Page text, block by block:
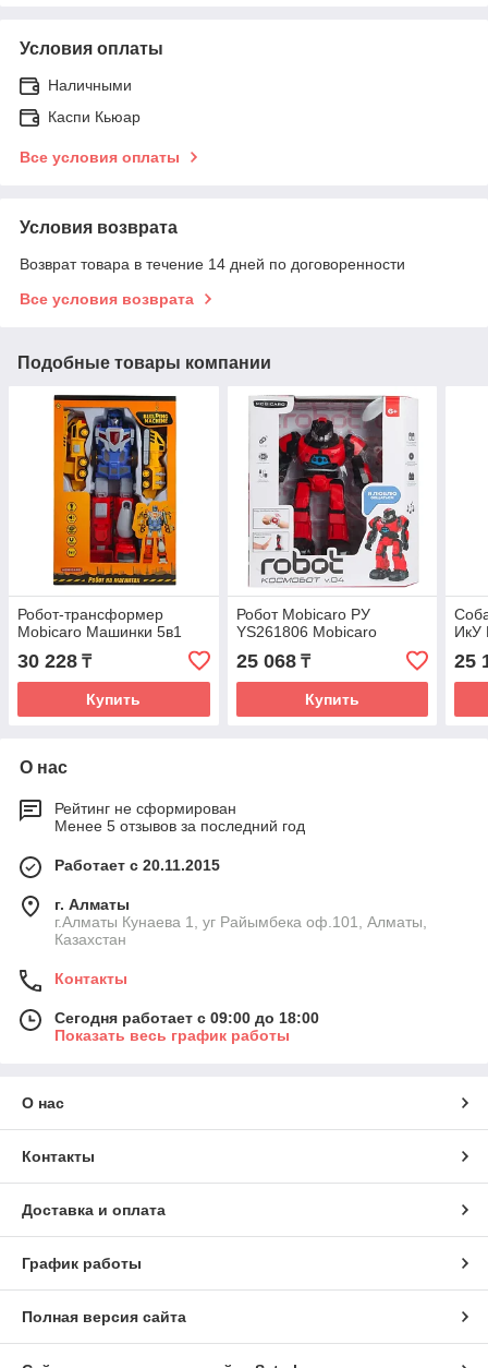
Условия оплаты
Наличными
Каспи Кьюар
Все условия оплаты
Условия возврата
Возврат товара в течение 14 дней по договоренности
Все условия возврата
Подобные товары компании
Робот-трансформер
Mobicaro Машинки 5в1
30 228 ₸
Купить
Робот Mobicaro РУ
YS261806 Mobicaro
25 068₸
Купить
ИкУ
25
О нас
Рейтинг не сформирован
Менее 5 отзывов за последний год
Работает с 20.11.2015
г. Алматы
г.Алматы Кунаева 1, уг Райымбека оф.101, Алматы,
Казахстан
Контакты
Сегодня работает с 09:00 до 18:00
Показать весь график работы
О нас
Контакты
Доставка и оплата
График работы
Полная версия сайта